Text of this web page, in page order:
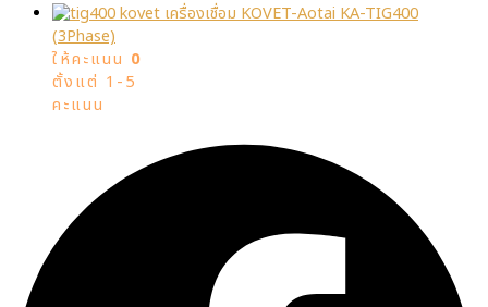
เครื่องเชื่อม KOVET-Aotai KA-TIG400
(3Phase)
ให้คะแนน 0
ตั้งแต่ 1-5
คะแนน